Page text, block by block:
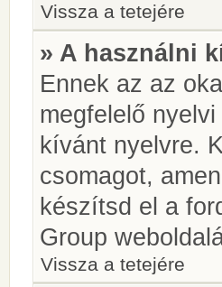
Vissza a tetejére
» A használni
Ennek az az
megfelelő
kívánt nyelvre.
csomagot,
készítsd el a
Group
Vissza a tetejére